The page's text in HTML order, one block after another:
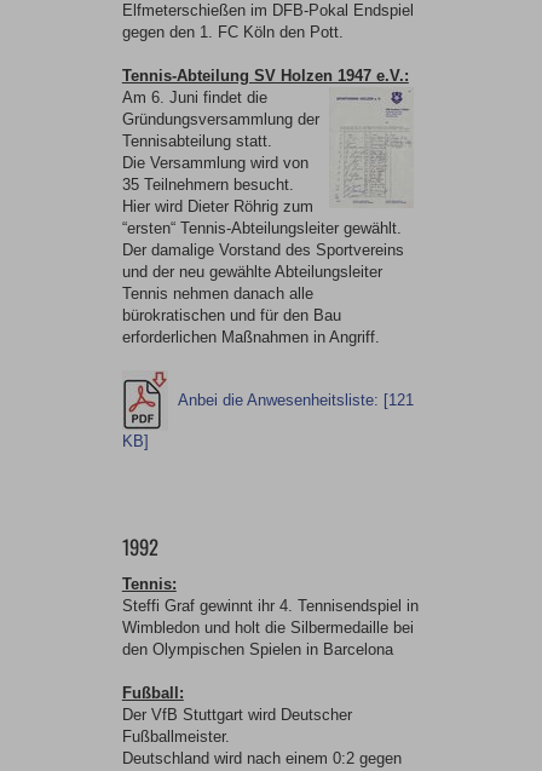
Elfmeterschießen im DFB-Pokal Endspiel
gegen den 1. FC Köln den Pott.
Tennis-Abteilung SV Holzen 1947 e.V.:
Am 6. Juni findet die
Gründungsversammlung der
Tennisabteilung statt.
Die Versammlung wird von
35 Teilnehmern besucht.
Hier wird Dieter Röhrig zum
“ersten“ Tennis-Abteilungsleiter gewählt.
Der damalige Vorstand des Sportvereins
und der neu gewählte Abteilungsleiter
Tennis nehmen danach alle
bürokratischen und für den Bau
erforderlichen Maßnahmen in Angriff.
Anbei die Anwesenheitsliste: [121
KB]
1992
Tennis:
Steffi Graf gewinnt ihr 4. Tennisendspiel in
Wimbledon und holt die Silbermedaille bei
den Olympischen Spielen in Barcelona
Fußball:
Der VfB Stuttgart wird Deutscher
Fußballmeister.
Deutschland wird nach einem 0:2 gegen